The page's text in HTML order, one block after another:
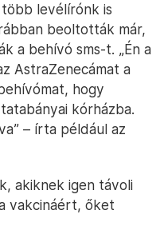
levélírónk is
beoltották már,
a behívó sms-t. „Én a
AstraZenecámat a
hogy
kórházba.
– írta például az
akiknek igen távoli
vakcináért, őket